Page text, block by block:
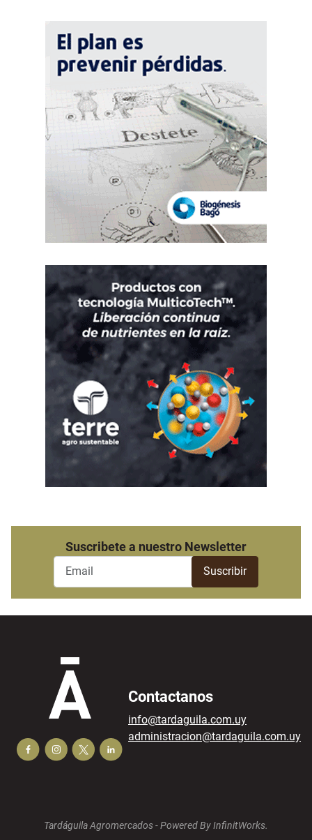
Suscribete a nuestro Newsletter
Contactanos
info@tardaguila.com.uy
administracion@tardaguila.com.uy
Tardáguila Agromercados -Powered By InfinitWorks.